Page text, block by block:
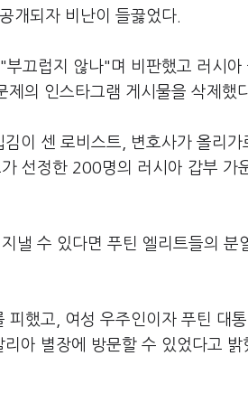
개되자 비난이 들끓었다.
끄럽지 않나"며 비판했고 러시아
의 인스타그램 게시물을 삭제했
이 센 로비스트, 변호사가 올리가
선정한 200명의 러시아 갑부 가
낼 수 있다면 푸틴 엘리트들의 분
피했고, 여성 우주인이자 푸틴 대
아 별장에 방문할 수 있었다고 밝